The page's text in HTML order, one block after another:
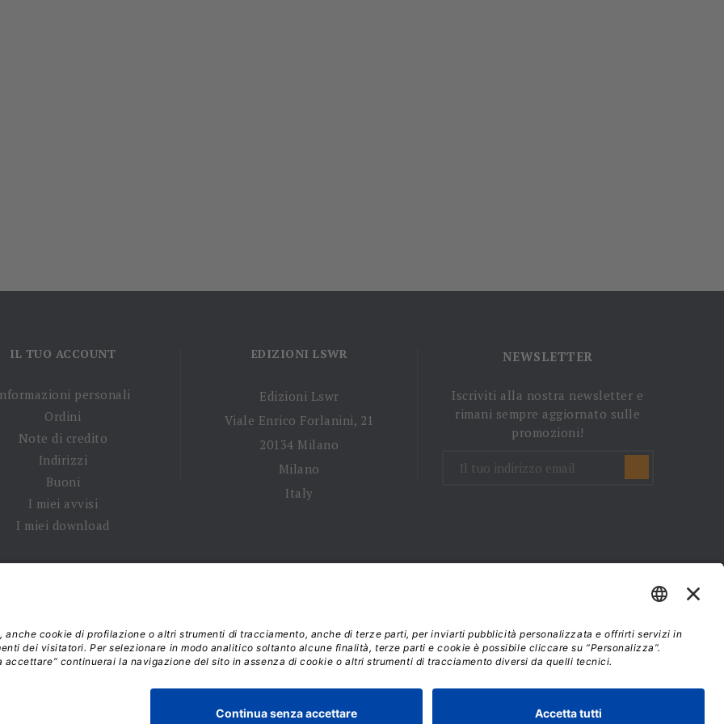
IL TUO ACCOUNT
personali
Ordini
Note di credito
Indirizzi
Buoni
I miei avvisi
I miei download
EDIZIONI LSWR
Edizioni Lswr
Viale Enrico Forlanini, 21
20134 Milano
Milano
Italy
NEWSLETTER
Iscriviti alla nostra newsletter e
rimani sempre aggiornato sulle
promozioni!
- La Tribuna S.r.l. | P.IVA 01702840180 | C.F. 01107460337
Responsabile della Protezione dei Dati: dpo@lswr.it
Viale Enrico Forlanini, 21 - 20134 Milano (MI)